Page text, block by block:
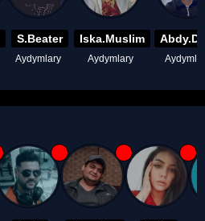
S.Beater
Aydymlary
Iska.Muslim
Aydymlary